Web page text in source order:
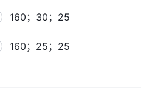
160；30；25
160；25；25